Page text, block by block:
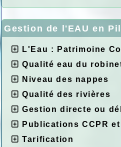
Gestion de l'EAU en
L'Eau : Patrimoine
Qualité eau du
Niveau des nappes
Qualité des rivières
Gestion directe ou
Publications CCPR et
Tarification